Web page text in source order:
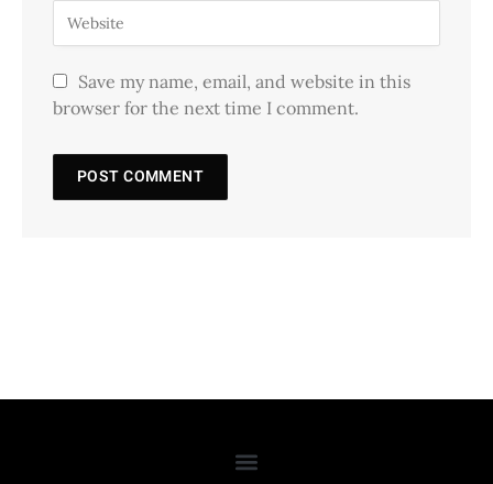
Save my name, email, and website in this
browser for the next time I comment.